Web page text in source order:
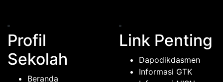
Profil
Sekolah
Beranda
Link Penting
Dapodikdasmen
Informasi GTK